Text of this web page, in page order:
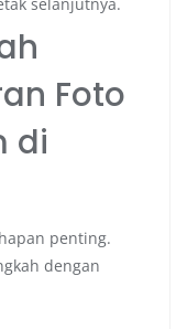
Foto
di
penting.
dengan